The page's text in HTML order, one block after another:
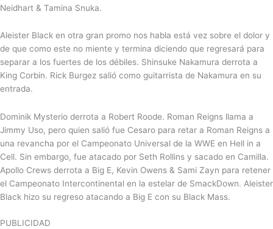
Neidhart & Tamina Snuka.
Aleister Black en otra gran promo nos habla está vez sobre el dolor y
de que como este no miente y termina diciendo que regresará para
separar a los fuertes de los débiles. Shinsuke Nakamura derrota a
King Corbin. Rick Burgez salió como guitarrista de Nakamura en su
entrada.
Dominik Mysterio derrota a Robert Roode. Roman Reigns llama a
Jimmy Uso, pero quien salió fue Cesaro para retar a Roman Reigns a
una revancha por el Campeonato Universal de la WWE en Hell in a
Cell. Sin embargo, fue atacado por Seth Rollins y sacado en Camilla.
Apollo Crews derrota a Big E, Kevin Owens & Sami Zayn para retener
el Campeonato Intercontinental en la estelar de SmackDown. Aleister
Black hizo su regreso atacando a Big E con su Black Mass.
PUBLICIDAD